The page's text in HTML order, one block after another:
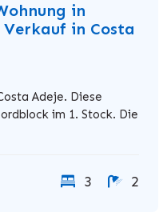
in
in Costa
Adeje. Diese
im 1. Stock. Die
3 2